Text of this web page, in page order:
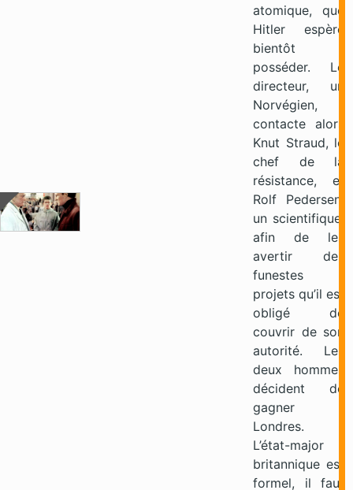
atomique, que
Hitler espère
bientôt
posséder. Le
directeur, un
Norvégien,
contacte alors
Knut Straud, le
chef de la
résistance, et
Rolf Pedersen,
un scientifique,
afin de les
avertir des
funestes
projets qu’il est
obligé de
couvrir de son
autorité. Les
deux hommes
décident de
gagner
Londres.
L’état-major
britannique est
formel, il faut